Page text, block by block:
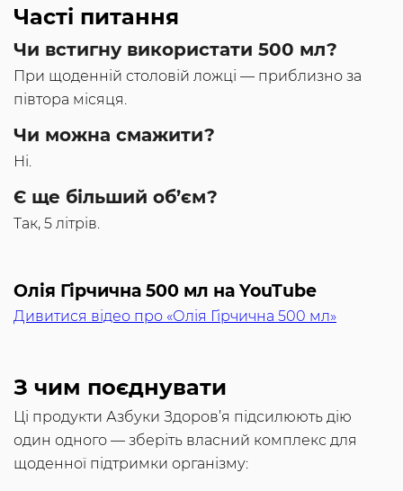
Часті питання
Чи встигну використати 500 мл?
При щоденній столовій ложці — приблизно за
півтора місяця.
Чи можна смажити?
Ні.
Є ще більший об’єм?
Так, 5 літрів.
Олія Гірчична 500 мл на YouTube
Дивитися відео про «Олія Гірчична 500 мл»
З чим поєднувати
Ці продукти Азбуки Здоров’я підсилюють дію
один одного — зберіть власний комплекс для
щоденної підтримки організму: